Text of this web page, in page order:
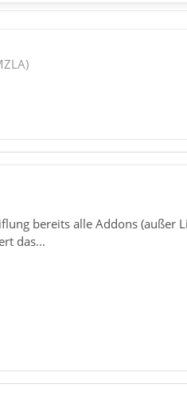
bereits alle Addons (außer
das...